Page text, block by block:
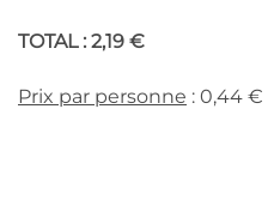
TOTAL : 2,19 €
Prix par personne : 0,44 €